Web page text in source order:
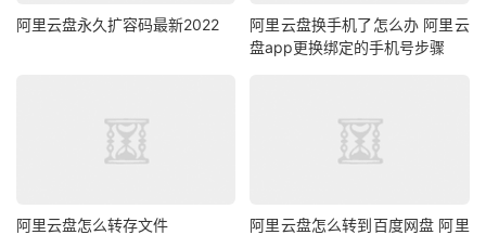
阿里云盘永久扩容码最新2022
阿里云盘换手机了怎么办 阿里云
盘app更换绑定的手机号步骤
阿里云盘怎么转存文件 阿里云盘怎么转到百度网盘 阿里